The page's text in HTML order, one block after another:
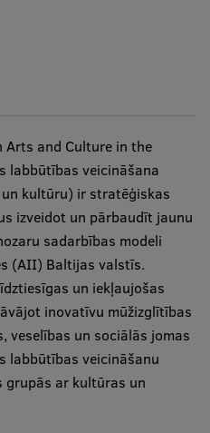
Arts and Culture in the
labbūtības veicināšana
kultūru) ir stratēģiskas
izveidot un pārbaudīt jaunu
sadarbības modeli
(AII) Baltijas valstīs.
un iekļaujošas
inovatīvu mūžizglītības
veselības un sociālās jomas
labbūtības veicināšanu
grupās ar kultūras un